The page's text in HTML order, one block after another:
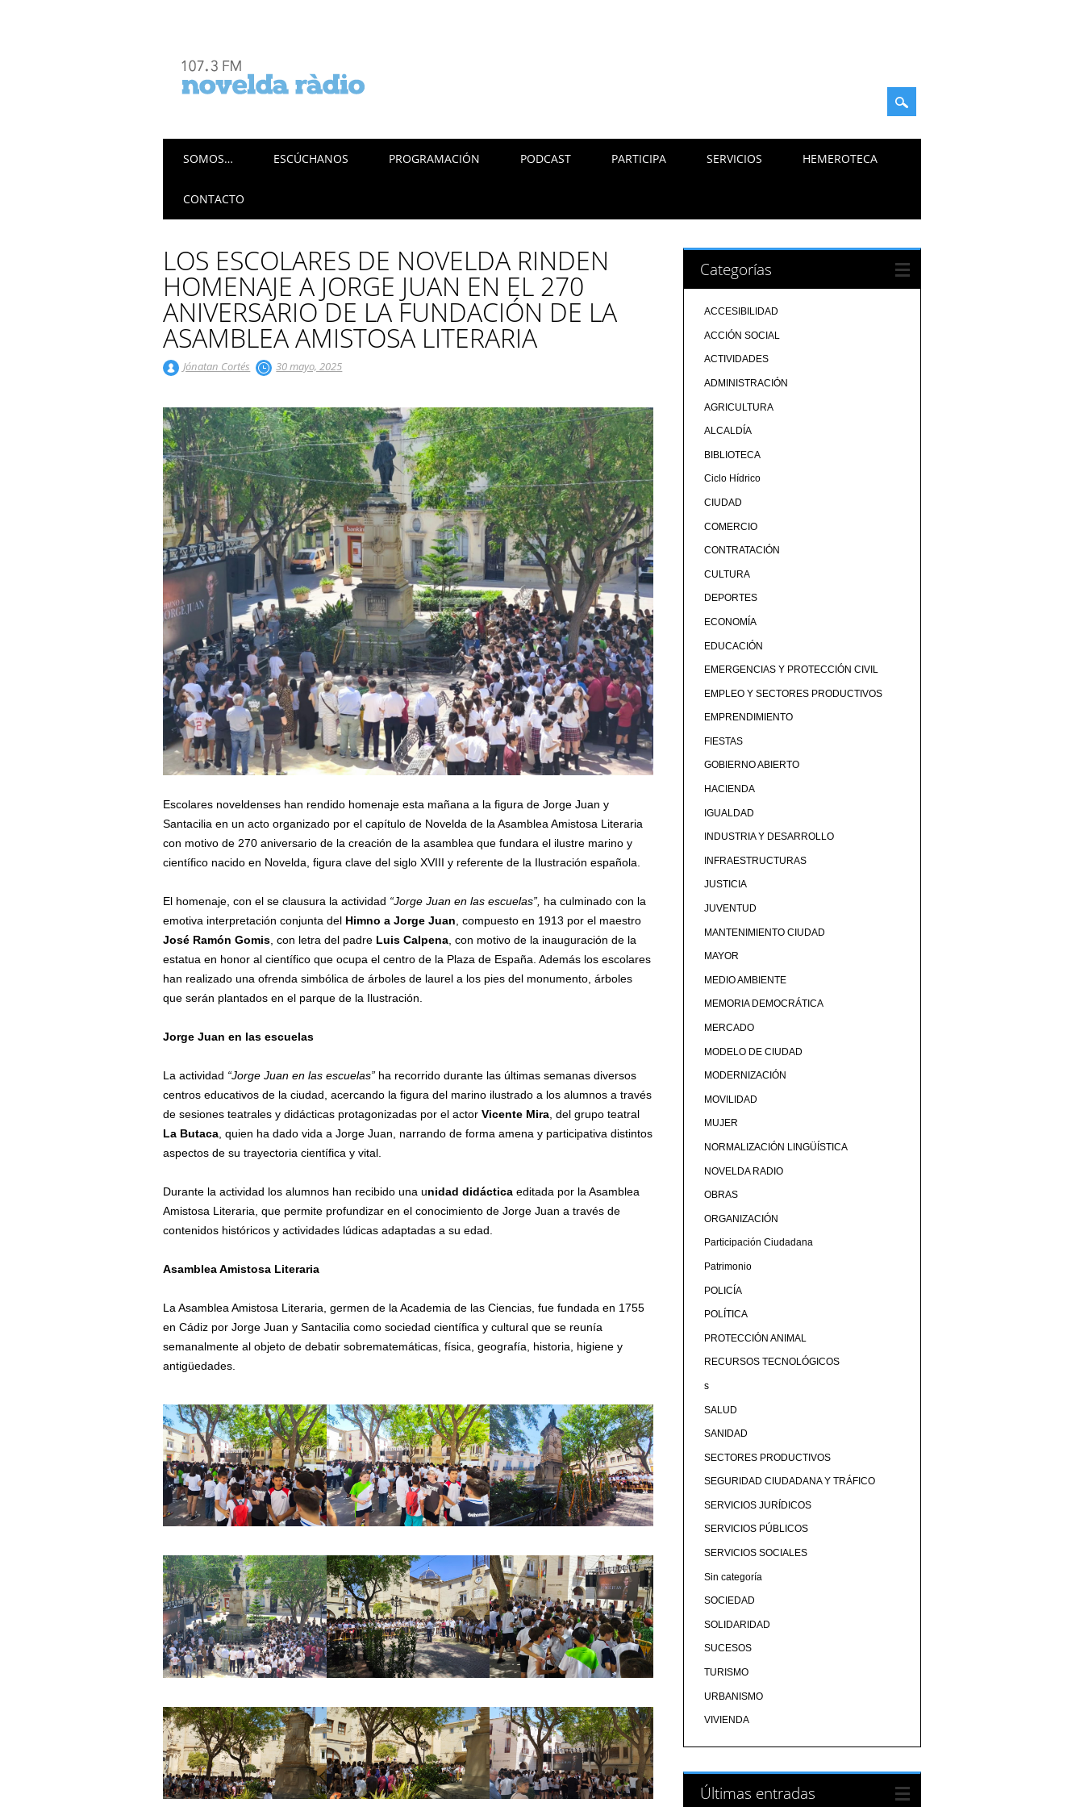
Menú principal
SOMOS… ESCÚCHANOS PROGRAMACIÓN PODCAST PARTICIPA SERVICIOS HEMEROTECA
CONTACTO
LOS ESCOLARES DE NOVELDA RINDEN
HOMENAJE A JORGE JUAN EN EL 270
ANIVERSARIO DE LA FUNDACIÓN DE LA
ASAMBLEA AMISTOSA LITERARIA
Jónatan Cortés 30 mayo, 2025
Escolares noveldenses han rendido homenaje esta mañana a la figura de Jorge Juan y
Santacilia en un acto organizado por el capítulo de Novelda de la Asamblea Amistosa Literaria
con motivo de 270 aniversario de la creación de la asamblea que fundara el ilustre marino y
científico nacido en Novelda, figura clave del siglo XVIII y referente de la Ilustración española.
El homenaje, con el se clausura la actividad “Jorge Juan en las escuelas”, ha culminado con la
emotiva interpretación conjunta del Himno a Jorge Juan , compuesto en 1913 por el maestro
José Ramón Gomis , con letra del padre Luis Calpena , con motivo de la inauguración de la
estatua en honor al científico que ocupa el centro de la Plaza de España. Además los escolares
han realizado una ofrenda simbólica de árboles de laurel a los pies del monumento, árboles
que serán plantados en el parque de la Ilustración.
Jorge Juan en las escuelas
La actividad “Jorge Juan en las escuelas” ha recorrido durante las últimas semanas diversos
centros educativos de la ciudad, acercando la figura del marino ilustrado a los alumnos a través
de sesiones teatrales y didácticas protagonizadas por el actorVicente Mira , del grupo teatral
La Butaca , quien ha dado vida a Jorge Juan, narrando de forma amena y participativa distintos
aspectos de su trayectoria científica y vital.
Durante la actividad los alumnos han recibido una unidaddidáctica editada por la Asamblea
Amistosa Literaria, que permite profundizar en el conocimiento de Jorge Juan a través de
contenidos históricos y actividades lúdicas adaptadas a su edad.
Asamblea Amistosa Literaria
La Asamblea Amistosa Literaria, germen de la Academia de las Ciencias, fue fundada en 1755
en Cádiz por Jorge Juan y Santacilia como sociedad científica y cultural que se reunía
semanalmente al objeto de debatir sobrematemáticas, física, geografía, historia, higiene y
antigüedades.
Categorías
ACCESIBILIDAD
ACCIÓN SOCIAL
ACTIVIDADES
ADMINISTRACIÓN
AGRICULTURA
ALCALDÍA
BIBLIOTECA
Ciclo Hídrico
CIUDAD
COMERCIO
CONTRATACIÓN
CULTURA
DEPORTES
ECONOMÍA
EDUCACIÓN
EMERGENCIAS Y PROTECCIÓN CIVIL
EMPLEO Y SECTORES PRODUCTIVOS
EMPRENDIMIENTO
FIESTAS
GOBIERNO ABIERTO
HACIENDA
IGUALDAD
INDUSTRIA Y DESARROLLO
INFRAESTRUCTURAS
JUSTICIA
JUVENTUD
MANTENIMIENTO CIUDAD
MAYOR
MEDIO AMBIENTE
MEMORIA DEMOCRÁTICA
MERCADO
MODELO DE CIUDAD
MODERNIZACIÓN
MOVILIDAD
MUJER
NORMALIZACIÓN LINGÜÍSTICA
NOVELDA RADIO
OBRAS
ORGANIZACIÓN
Participación Ciudadana
Patrimonio
POLICÍA
POLÍTICA
PROTECCIÓN ANIMAL
RECURSOS TECNOLÓGICOS
s
SALUD
SANIDAD
SECTORES PRODUCTIVOS
SEGURIDAD CIUDADANA Y TRÁFICO
SERVICIOS JURÍDICOS
SERVICIOS PÚBLICOS
SERVICIOS SOCIALES
Sin categoría
SOCIEDAD
SOLIDARIDAD
SUCESOS
TURISMO
URBANISMO
VIVIENDA
Últimas entradas